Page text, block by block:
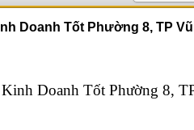
Doanh Tốt Phường 8, TP
Doanh Tốt Phường 8,